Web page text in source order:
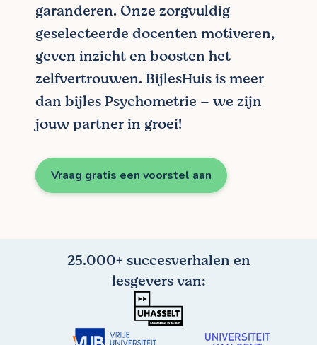
garanderen. Onze zorgvuldig
geselecteerde docenten motiveren,
geven inzicht en boosten het
zelfvertrouwen. BijlesHuis is meer
dan bijles Psychometrie – we zijn
jouw partner in groei!
Vraag gratis een voorstel aan
25.000+ succesverhalen en
lesgevers van: